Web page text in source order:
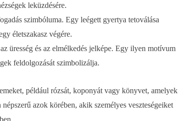
leküzdésére.
szimbóluma. Egy leégett gyertya tetoválása
életszakasz végére.
üresség és az elmélkedés jelképe. Egy ilyen motívum
feldolgozását szimbolizálja.
például rózsát, koponyát vagy könyvet, amelyek
azok körében, akik személyes veszteségeiket